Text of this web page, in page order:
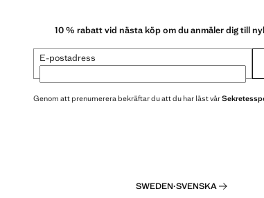
10 % rabatt vid nästa köp om du anmäler dig till
E-postadress
Genom att prenumerera bekräftar du att du har läst vår
SWEDEN·SVENSKA